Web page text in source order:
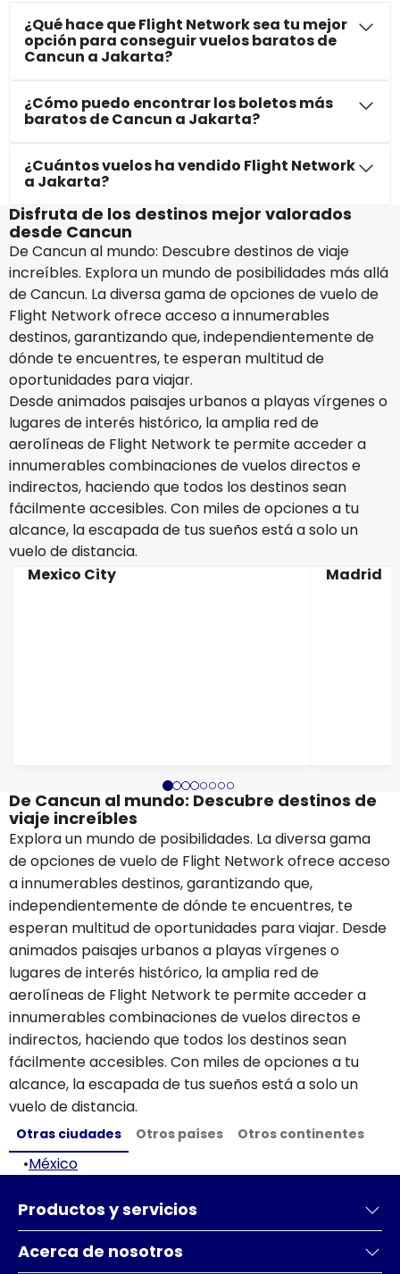
¿Qué hace que Flight Network sea tu mejor
opción para conseguir vuelos baratos de
Cancun a Jakarta?
¿Cómo puedo encontrar los boletos más
baratos de Cancun a Jakarta?
¿Cuántos vuelos ha vendido Flight Network
a Jakarta?
Disfruta de los destinos mejor valorados
desde Cancun
De Cancun al mundo: Descubre destinos de viaje
increíbles. Explora un mundo de posibilidades más allá
de Cancun. La diversa gama de opciones de vuelo de
Flight Network ofrece acceso a innumerables
destinos, garantizando que, independientemente de
dónde te encuentres, te esperan multitud de
oportunidades para viajar.
Desde animados paisajes urbanos a playas vírgenes o
lugares de interés histórico, la amplia red de
aerolíneas de Flight Network te permite acceder a
innumerables combinaciones de vuelos directos e
indirectos, haciendo que todos los destinos sean
fácilmente accesibles. Con miles de opciones a tu
alcance, la escapada de tus sueños está a solo un
vuelo de distancia.
Mexico City
Madrid
De Cancun al mundo: Descubre destinos de
viaje increíbles
Explora un mundo de posibilidades. La diversa gama
de opciones de vuelo de Flight Network ofrece acceso
a innumerables destinos, garantizando que,
independientemente de dónde te encuentres, te
esperan multitud de oportunidades para viajar. Desde
animados paisajes urbanos a playas vírgenes o
lugares de interés histórico, la amplia red de
aerolíneas de Flight Network te permite acceder a
innumerables combinaciones de vuelos directos e
indirectos, haciendo que todos los destinos sean
fácilmente accesibles. Con miles de opciones a tu
alcance, la escapada de tus sueños está a solo un
vuelo de distancia.
Otras ciudades Otros países Otros continentes
•México
Productos y servicios
Acerca de nosotros